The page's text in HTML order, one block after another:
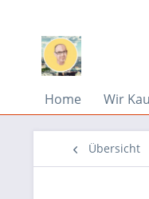
Home Wir
Übersicht